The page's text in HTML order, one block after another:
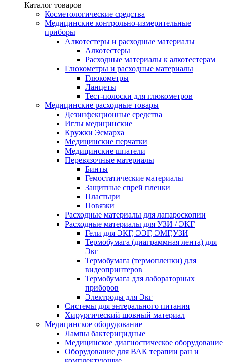
Каталог товаров
Косметологические средства
Медицинские контрольно-измерительные
приборы
Алкотестеры и расходные материалы
Алкотестеры
Расходные материалы к алкотестерам
Глюкометры и расходные материалы
Глюкометры
Ланцеты
Тест-полоски для глюкометров
Медицинские расходные товары
Дезинфекционные средства
Иглы медицинские
Кружки Эсмарха
Медицинские перчатки
Медицинские шпатели
Перевязочные материалы
Бинты
Гемостатические материалы
Защитные спрей пленки
Пластыри
Повязки
Расходные материалы для лапароскопии
Расходные материалы для УЗИ / ЭКГ
Гели для ЭКГ, ЭЭГ, ЭМГ,УЗИ
Термобумага (диаграммная лента) для
Экг
Термобумага (термопленки) для
видеопринтеров
Термобумага для лабораторных
приборов
Электроды для Экг
Системы для энтерального питания
Хирургический шовный материал
Медицинское оборудование
Лампы бактерицидные
Медицинское диагностическое оборудование
Оборудование для ВАК терапии ран и